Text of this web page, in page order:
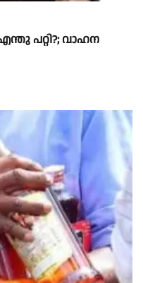
പറ്റി?; വാഹന